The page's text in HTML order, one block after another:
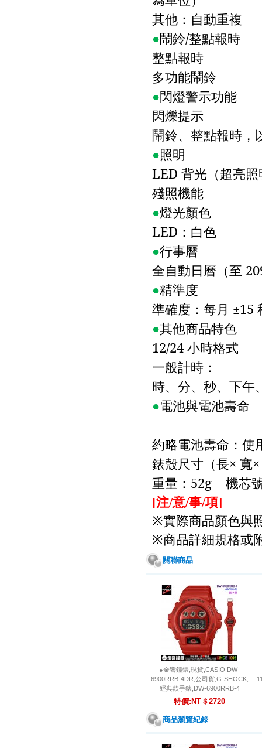
其他：自動重複
●鬧鈴/整點報時
整點報時
多功能鬧鈴
●閃燈警示功能
閃爍提示
鬧鈴、整點報時，
●照明
LED 背光（超亮
殘照機能
●燈光顏色
LED ：白色
●行事曆
全自動日曆（至
●精準度
準確度：每月 ±15
●其他商品特色
12/24 小時格式
一般計時：
時、分、秒、下午
●電池與電池壽命
約略電池壽命：使
錶殼尺寸（長× 寬×
重量： 52g 機芯
[注/意/事/項]
※實際商品顏色與
※商品詳細規格或
關聯商品
●金響鐘錶,現貨,CASIO DW-
6900RRB-4DR,公司貨,G-SHOCK,
經典款手錶,DW-6900RRB-4
特價:NT＄2720
商品瀏覽紀錄